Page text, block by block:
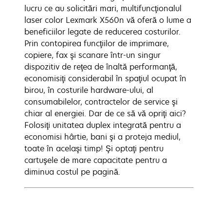
lucru ce au solicitări mari, multifuncţionalul
laser color Lexmark X560n vă oferă o lume a
beneficiilor legate de reducerea costurilor.
Prin contopirea funcţiilor de imprimare,
copiere, fax şi scanare într-un singur
dispozitiv de reţea de înaltă performanţă,
economisiţi considerabil în spaţiul ocupat în
birou, în costurile hardware-ului, al
consumabilelor, contractelor de service şi
chiar al energiei. Dar de ce să vă opriţi aici?
Folosiţi unitatea duplex integrată pentru a
economisi hârtie, bani şi a proteja mediul,
toate în acelaşi timp! Şi optaţi pentru
cartuşele de mare capacitate pentru a
diminua costul pe pagină.